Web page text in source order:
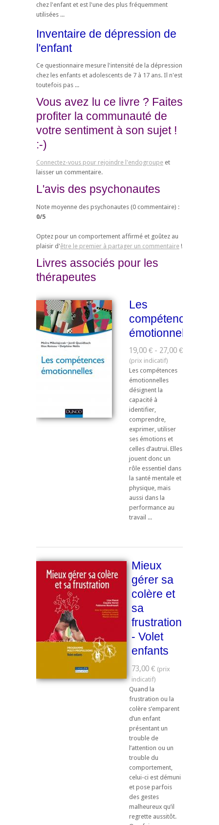
chez l'enfant et est l'une des plus fréquemment
utilisées ...
Inventaire de dépression de
l'enfant
Ce questionnaire mesure l'intensité de la dépression
chez les enfants et adolescents de 7 à 17 ans. Il n'est
toutefois pas ...
Vous avez lu ce livre ? Faites
profiter la communauté de
votre sentiment à son sujet !
:-)
Connectez-vous pour rejoindre l'endogroupe et
laisser un commentaire.
L'avis des psychonautes
Note moyenne des psychonautes (0 commentaire) :
0/5
Optez pour un comportement affirmé et goûtez au
plaisir d'être le premier à partager un commentaire !
Livres associés pour les
thérapeutes
Les
compétences
émotionnelles
19,00 € - 27,00 €
Les compétences
émotionnelles
désignent la
capacité à
identifier,
comprendre,
exprimer, utiliser
ses émotions et
celles d’autrui. Elles
jouent donc un
rôle essentiel dans
la santé mentale et
physique, mais
aussi dans la
performance au
travail ...
Mieux
gérer sa
colère et
sa
frustration
- Volet
enfants
73,00 €
Quand la
frustration ou la
colère s’emparent
d’un enfant
présentant un
trouble de
l’attention ou un
trouble du
comportement,
celui-ci est démuni
et pose parfois
des gestes
malheureux qu’il
regrette aussitôt.